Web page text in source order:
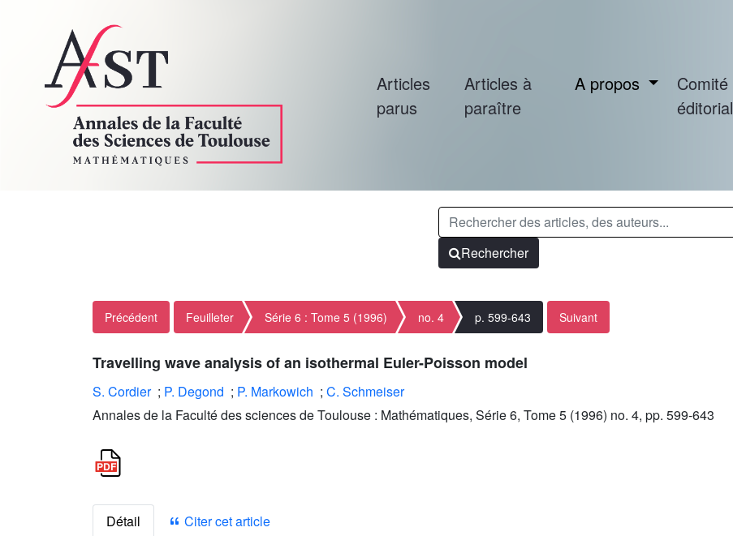
Articles
parus
Articles à
paraître
A propos
Comité
éditorial
Rechercher
Précédent Feuilleter Série 6 : Tome 5 (1996) no. 4 p. 599-643 Suivant
Travelling wave analysis of an isothermal Euler-Poisson model
S. Cordier; P. Degond ; P. Markowich ; C. Schmeiser
Annales de la Faculté des sciences de Toulouse : Mathématiques, Série 6, Tome 5 (1996) no. 4, pp. 599-643
Détail Citer cet article